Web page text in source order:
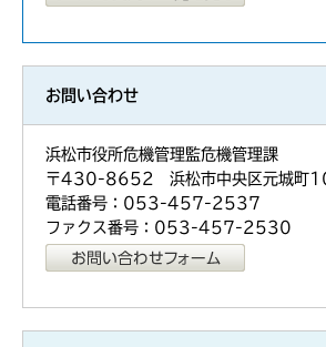
お問い合わせ
浜松市役所危機管理監危機管理課
〒430-8652 浜松市中央区元城町
電話番号：053-457-2537
ファクス番号：053-457-2530